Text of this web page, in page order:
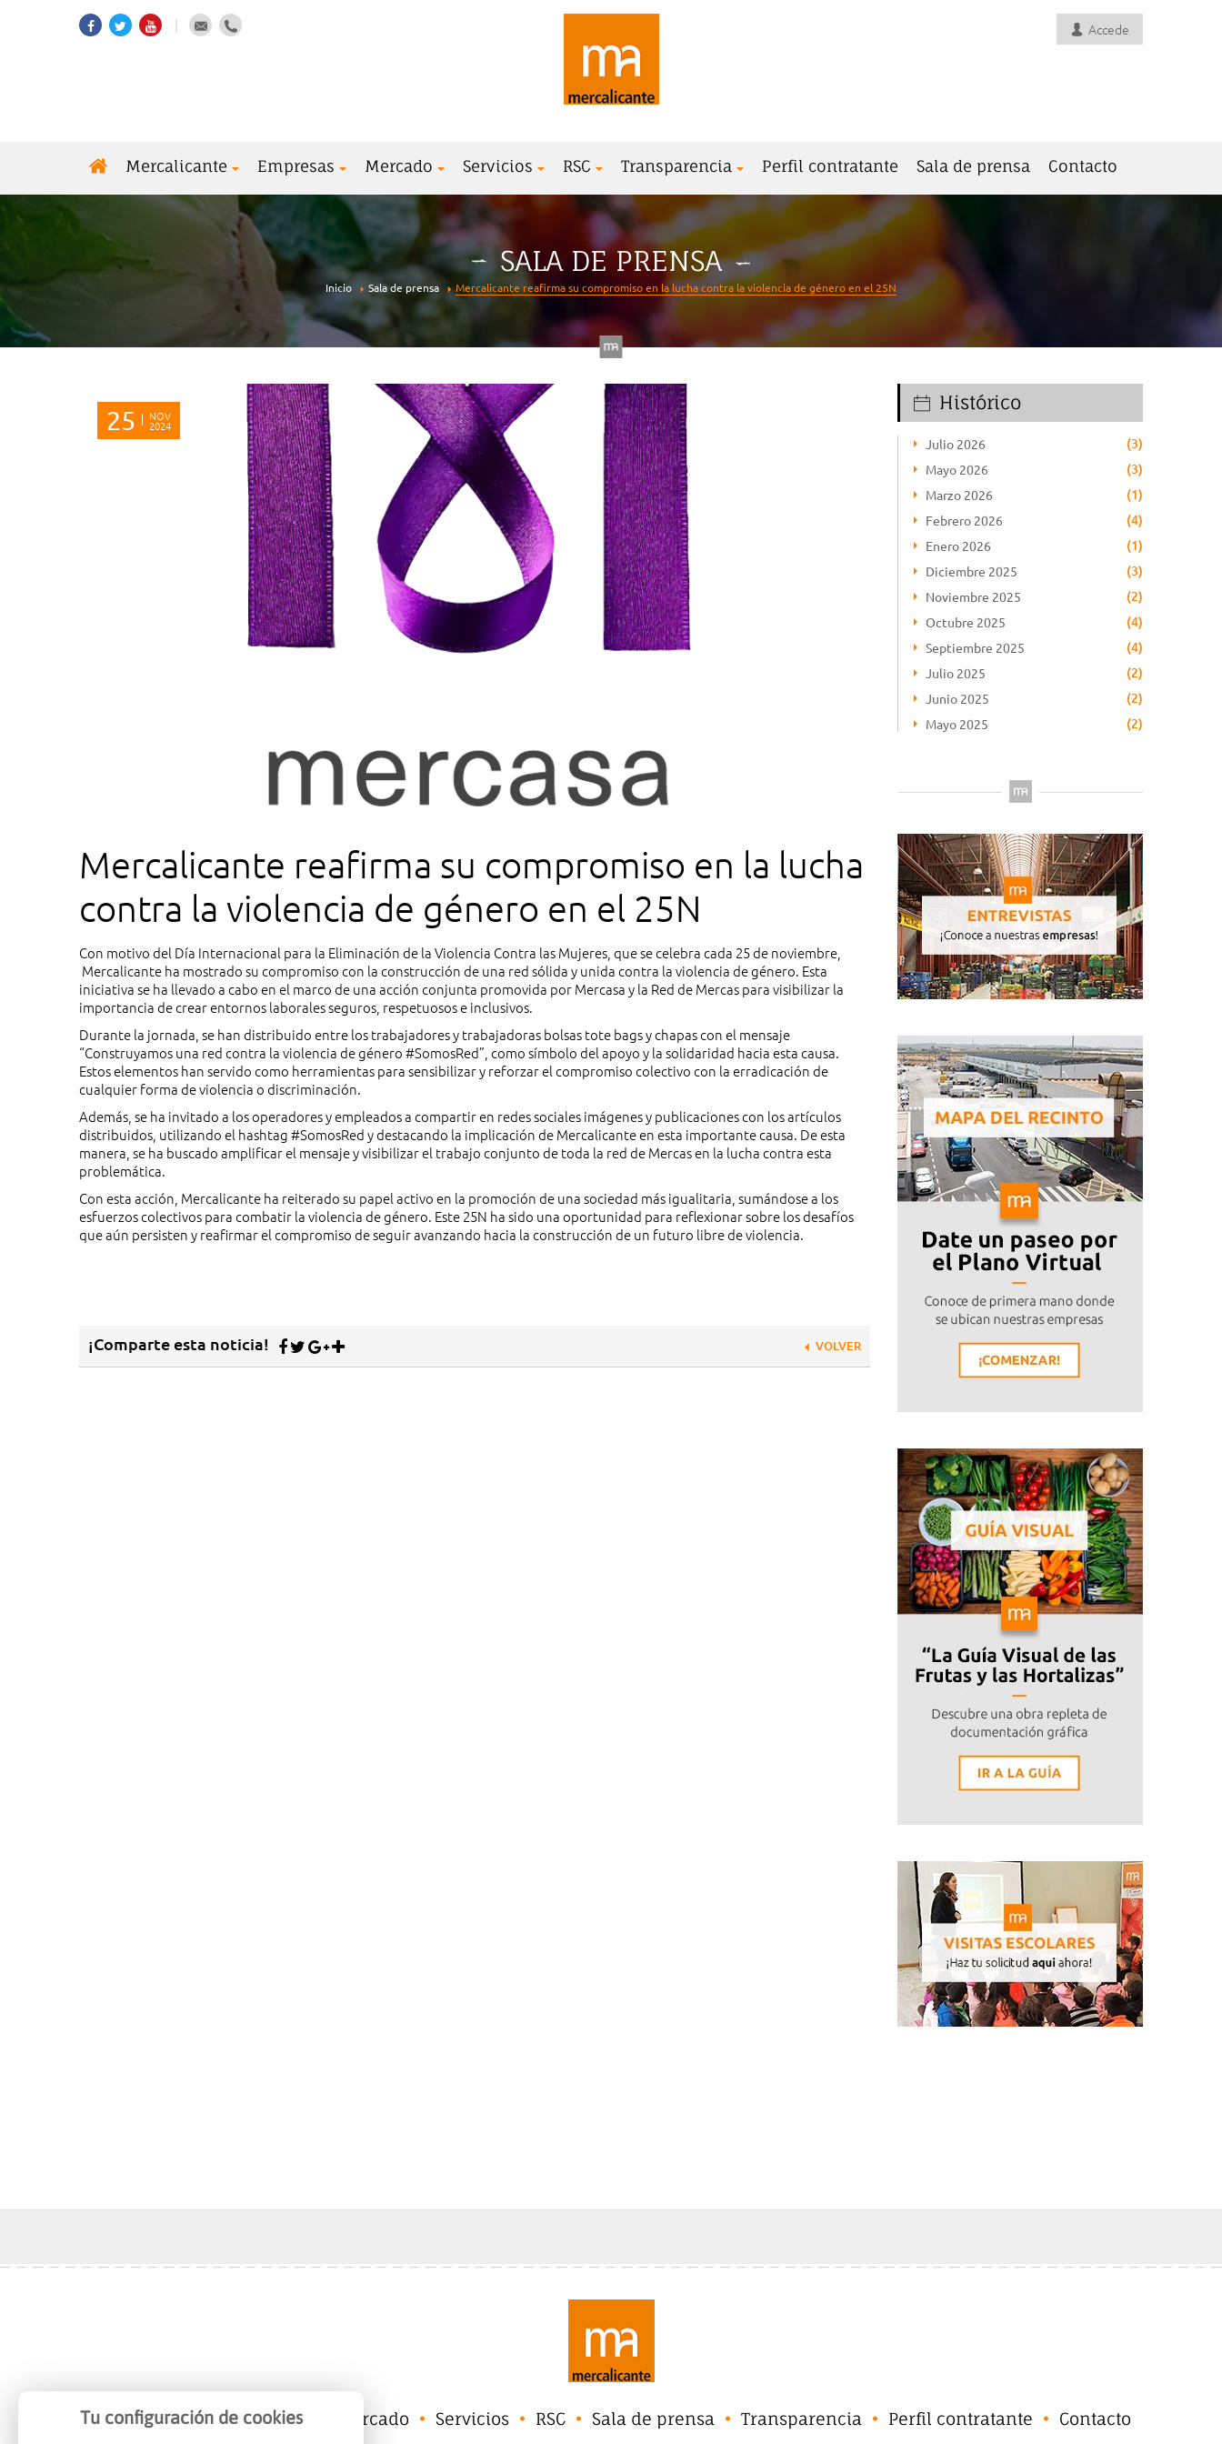
Accede
Mercalicante Empresas Mercado Servicios RSC Transparencia Perfil contratante Sala de prensa Contacto
SALA DE PRENSA
Inicio Sala de prensa Mercalicante reafirma su compromiso en la lucha contra la violencia de género en el 25N
25 NOV
2024
Mercalicante reafirma su compromiso en la lucha
contra la violencia de género en el 25N
Con motivo del Día Internacional para la Eliminación de la Violencia Contra las Mujeres, que se celebra cada 25 de noviembre,
Mercalicante ha mostrado su compromiso con la construcción de una red sólida y unida contra la violencia de género. Esta
iniciativa se ha llevado a cabo en el marco de una acción conjunta promovida por Mercasa y la Red de Mercas para visibilizar la
importancia de crear entornos laborales seguros, respetuosos e inclusivos.
Durante la jornada, se han distribuido entre los trabajadores y trabajadoras bolsas tote bags y chapas con el mensaje
“Construyamos una red contra la violencia de género #SomosRed”, como símbolo del apoyo y la solidaridad hacia esta causa.
Estos elementos han servido como herramientas para sensibilizar y reforzar el compromiso colectivo con la erradicación de
cualquier forma de violencia o discriminación.
Además, se ha invitado a los operadores y empleados a compartir en redes sociales imágenes y publicaciones con los artículos
distribuidos, utilizando el hashtag #SomosRed y destacando la implicación de Mercalicante en esta importante causa. De esta
manera, se ha buscado amplificar el mensaje y visibilizar el trabajo conjunto de toda la red de Mercas en la lucha contra esta
problemática.
Con esta acción, Mercalicante ha reiterado su papel activo en la promoción de una sociedad más igualitaria, sumándose a los
esfuerzos colectivos para combatir la violencia de género. Este 25N ha sido una oportunidad para reflexionar sobre los desafíos
que aún persisten y reafirmar el compromiso de seguir avanzando hacia la construcción de un futuro libre de violencia.
¡Comparte esta noticia! VOLVER
Histórico
Julio 2026 (3)
Mayo 2026 (3)
Marzo 2026 (1)
Febrero 2026 (4)
Enero 2026 (1)
Diciembre 2025 (3)
Noviembre 2025 (2)
Octubre 2025 (4)
Septiembre 2025 (4)
Julio 2025 (2)
Junio 2025 (2)
Mayo 2025 (2)
Mercalicante Empresas Mercado Servicios RSC Sala de prensa Transparencia Perfil contratante Contacto
Tu configuración de cookies